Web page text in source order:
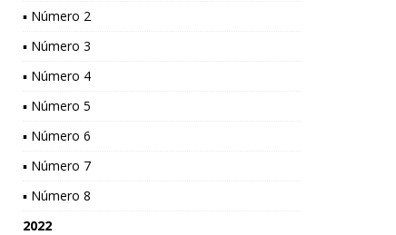
▪ Número 2
▪ Número 3
▪ Número 4
▪ Número 5
▪ Número 6
▪ Número 7
▪ Número 8
2022